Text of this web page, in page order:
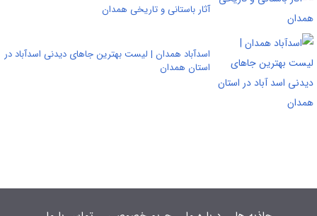
آثار باستانی و تاریخی همدان
اسدآباد همدان | لیست بهترین جاهای دیدنی اسدآباد در
استان همدان